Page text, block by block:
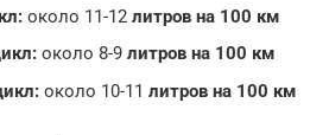
около 11-12 литров на 100 км
около 8-9 литров на 100 км
около 10-11 литров на 100 км